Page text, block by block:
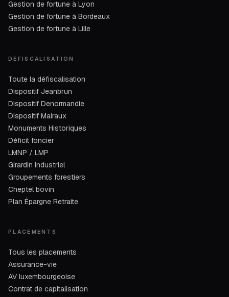
Gestion de fortune à Lyon
Gestion de fortune à Bordeaux
Gestion de fortune à Lille
DÉFISCALISATION
Toute la défiscalisation
Dispositif Jeanbrun
Dispositif Denormandie
Dispositif Malraux
Monuments Historiques
Déficit foncier
LMNP / LMP
Girardin Industriel
Groupements forestiers
Cheptel bovin
Plan Épargne Retraite
PLACEMENTS
Tous les placements
Assurance-vie
AV luxembourgeoise
Contrat de capitalisation